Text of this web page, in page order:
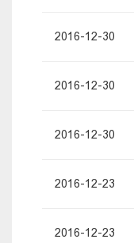
2016-12-30
2016-12-30
2016-12-30
2016-12-23
2016-12-23